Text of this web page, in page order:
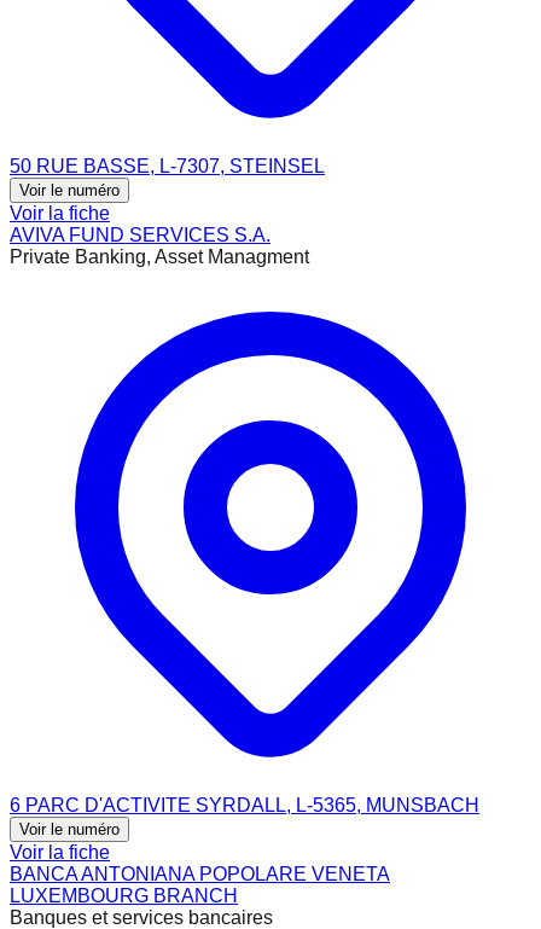
50 RUE BASSE, L-7307, STEINSEL
Voir le numéro
Voir la fiche
AVIVA FUND SERVICES S.A.
Private Banking, Asset Managment
6 PARC D'ACTIVITE SYRDALL, L-5365, MUNSBACH
Voir le numéro
Voir la fiche
BANCA ANTONIANA POPOLARE VENETA
LUXEMBOURG BRANCH
Banques et services bancaires